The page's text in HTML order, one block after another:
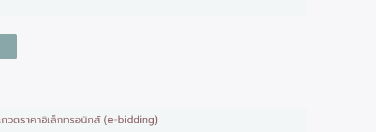
กวดราคาอิเล็กทรอนิกส์ (e-bidding)